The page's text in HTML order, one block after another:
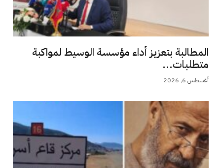
المطالبة بتعزيز أداء مؤسسة الوسيط لمواكبة
متطلبات...
أغسطس 6, 2026